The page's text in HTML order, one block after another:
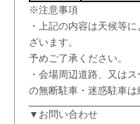
※注意事項
・上記の内容は天候等
ざいます。
予めご了承ください。
・会場周辺道路、又は
の無断駐車・迷惑駐車は
▼お問い合わせ